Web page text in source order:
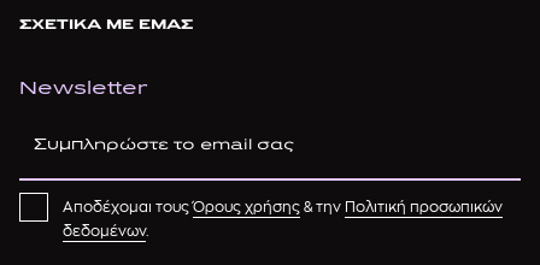
ΣΧΕΤΙΚΑ ΜΕ ΕΜΑΣ
Newsletter
Αποδέχομαι τουςΌρους χρήσης & την
Πολιτική προσωπικών
δεδομένων.